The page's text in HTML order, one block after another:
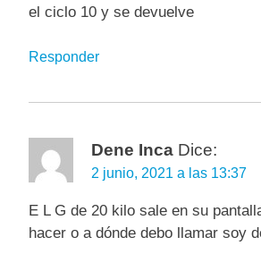
el ciclo 10 y se devuelve
Responder
Dene Inca Dice:
2 junio, 2021 a las 13:37
E L G de 20 kilo sale en su
hacer o a dónde debo llamar soy